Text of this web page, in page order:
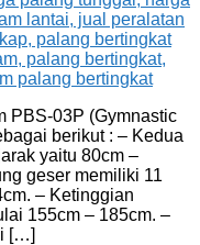
PBS-03P (Gymnastic
berikut : – Kedua
yaitu 80cm –
geser memiliki 11
– Ketinggian
155cm – 185cm. –
[…]